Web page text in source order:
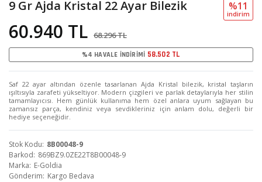
9 Gr Ajda Kristal 22 Ayar Bilezik
60.940 TL 68.296 TL
%11
i̇ndi̇ri̇m
%4 HAVALE İNDİRİMİ 58.502 TL
Saf 22 ayar altından özenle tasarlanan Ajda Kristal bilezik, kristal taşların
ışıltısıyla zarafeti yükseltiyor. Modern çizgileri ve parlak detaylarıyla her stilin
tamamlayıcısı. Hem günlük kullanıma hem özel anlara uyum sağlayan bu
zamansız parça, kendiniz veya sevdikleriniz için anlam dolu, değerli bir
hediye seçeneğidir.
Stok Kodu 8B00048-9
Barkod 869BZ9.0ZE22T8B00048-9
Marka E-Goldia
Gönderim Kargo Bedava